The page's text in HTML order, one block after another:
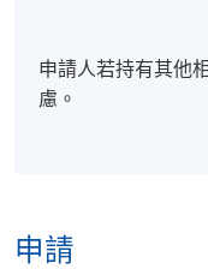
取得合格成績，可
申請人若持有其他
慮。
申請